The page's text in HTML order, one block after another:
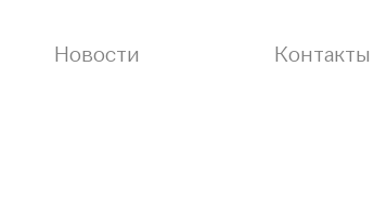
Новости Контакты